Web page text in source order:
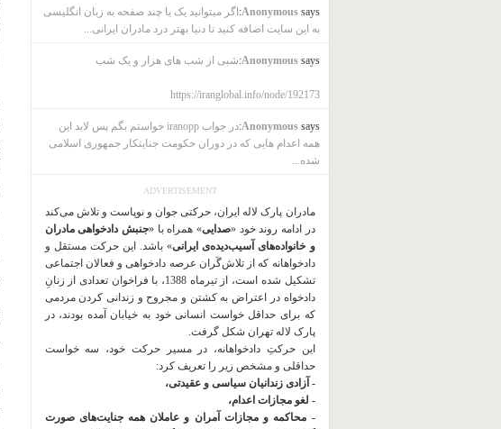
Anonymoussays:
اگر میتوانید یک یا چند صفحه به زبان انگلیسی
به این سایت اضافه کنید تا دنیا بهتر درد مادران ایرانی...
Anonymoussays: شبی از شب های هزار و یک شب
https://iranglobal.info/node/192173
Anonymoussays:
در جواب iranopp خواستم بگم پس لابد این
همه اعدام هایی که در دوران حکومت جنایتکار جمهوری اسلامی
شده...
ADVERTISEMENT
مادران پارک لاله ایران، حرکتی جوان و نوپاست و تلاش می‌کند
در ادامه روند خود «صدایی» همراه با «جنبش دادخواهی مادران
و خانواده‌های آسیب‌دیده‌ی ایرانی» باشد. این حرکت مستقل و
دادخواهانه که از تلاش‌گَران عرصه دادخواهی و فعالان اجتماعی
تشکیل شده است، از تیرماه 1388، با فراخوان تعدادی از زنانِ
دادخواه در اعتراض به کشتن و مجروح و زندانی کردن مردمی
که برای حداقل خواست انسانی خود به خیابان آمده بودند، در
پارک لاله تهران شکل گرفت.
این حرکتِ دادخواهانه، در مسیر حرکت خود، سه خواست
حداقلی و مشخص زیر را تعریف کرد:
- آزادی زندانیان سیاسی و عقیدتی،
- لغو مجازات اعدام،
- محاکمه و مجازات آمران و عاملان همه جنایت‌های صورت